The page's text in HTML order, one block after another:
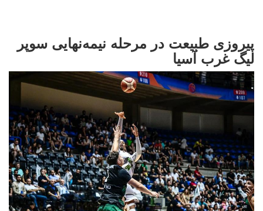
پیروزی طبیعت در مرحله نیمه‌نهایی سوپر
لیگ غرب آسیا